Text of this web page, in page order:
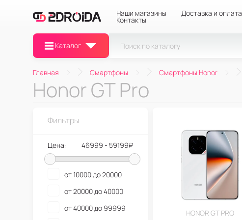
Наши магазины Доставка и оплата
Контакты
Каталог
Главная Смартфоны Смартфоны Honor
Honor GT Pro
HONOR GT PRO
Фильтры
Цена: 46999 - 59199₽
от 10000 до 20000
от 20000 до 40000
от 40000 до 99999